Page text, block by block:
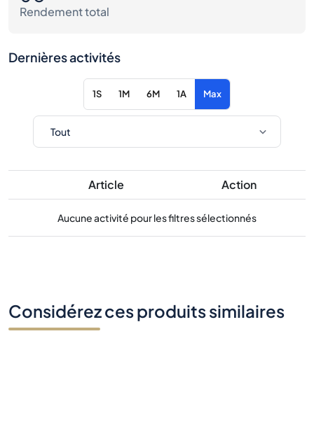
Rendement total
Dernières activités
1S 1M 6M 1A Max
Article Action
Aucune activité pour les filtres sélectionnés
Considérez ces produits similaires